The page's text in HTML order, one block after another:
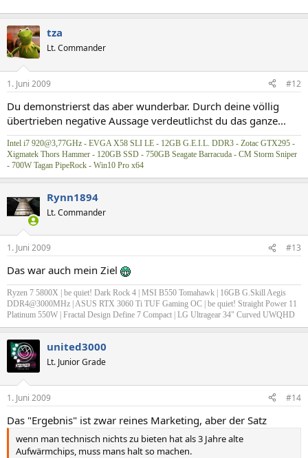
tza
Lt. Commander
1. Juni 2009 #12
Du demonstrierst das aber wunderbar. Durch deine völlig
übertrieben negative Aussage verdeutlichst du das ganze...
Intel i7 920@3,77GHz - EVGA X58 SLI LE - 12GB G.E.I.L. DDR3 - Zotac GTX295 -
Xigmatek Thors Hammer - 120GB SSD - 750GB Seagate Barracuda - CM Storm Sniper
- 700W Tagan PipeRock - Win10 Pro x64
Rynn1894
Lt. Commander
1. Juni 2009 #13
Das war auch mein Ziel
Ryzen 7 5800X | be quiet! Dark Rock 4 | MSI B550 Tomahawk | 16GB G.Skill Aegis
DDR4@3000MHz | ASUS RTX 3060 Ti TUF Gaming OC | be quiet! Straight Power 11
Platinum 550W | Fractal Design Define 7 Compact | LG Ultragear 34" Curved UWQHD
united3000
Lt. Junior Grade
1. Juni 2009 #14
Das "Ergebnis" ist zwar reines Marketing, aber der Satz
wenn man technisch nichts zu bieten hat als 3 Jahre alte
Aufwärmchips, muss mans halt so machen.